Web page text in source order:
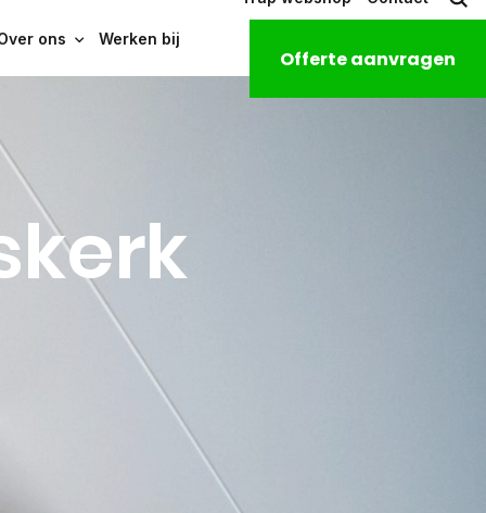
ons Werken bij
Offerte aanvragen